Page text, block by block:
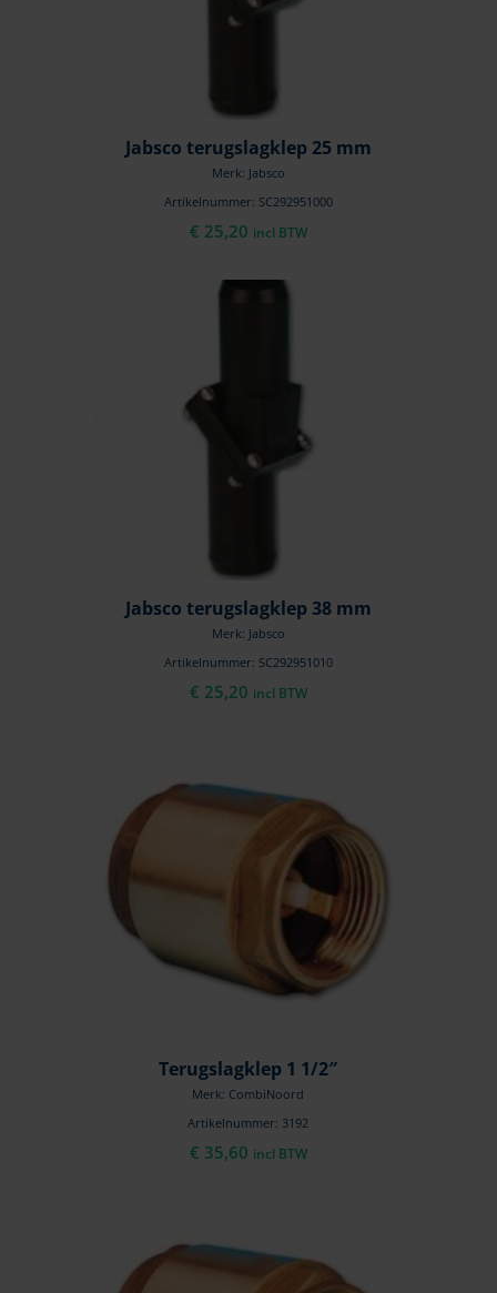
Jabsco terugslagklep 25 mm
Merk: Jabsco
Artikelnummer: SC292951000
€ 25,20 incl BTW
Jabsco terugslagklep 38 mm
Merk: Jabsco
Artikelnummer: SC292951010
€ 25,20 incl BTW
Terugslagklep 1 1/2″
Merk: CombiNoord
Artikelnummer: 3192
€ 35,60 incl BTW